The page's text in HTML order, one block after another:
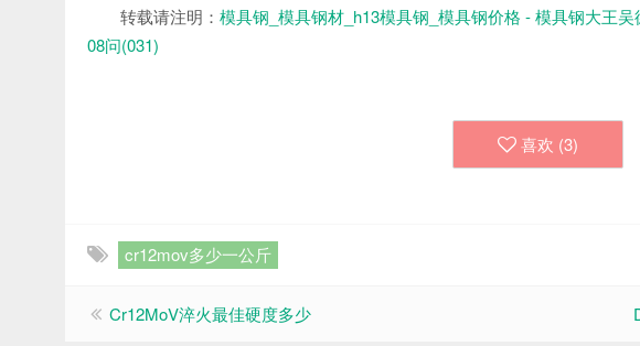
转载请注明： 模具钢_模具钢材_h13模具钢_模具钢价格 - 模具钢大王吴
08问(031)
喜欢 (3)
cr12mov多少一公斤
Cr12MoV淬火最佳硬度多少